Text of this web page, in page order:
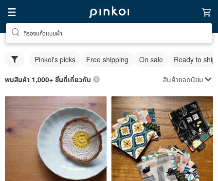
ที่รองแก้วแบบผ้า
Pinkoi's picks Free shipping On sale Ready to ship
พบสินค้า 1,000+ ชิ้นที่เกี่ยวกับ สินค้ายอดนิยม